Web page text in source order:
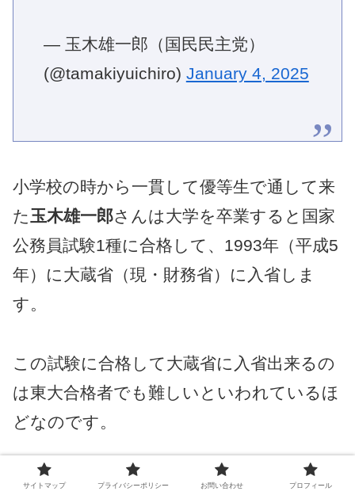
— 玉木雄一郎（国民民主党）
(@tamakiyuichiro) January 4, 2025
小学校の時から一貫して優等生で通して来
た玉木雄一郎さんは大学を卒業すると国家
公務員試験1種に合格して、1993年（平成5
年）に大蔵省（現・財務省）に入省しま
す。
この試験に合格して大蔵省に入省出来るの
は東大合格者でも難しいといわれているほ
どなのです。
これを一発で合格して入れたのはいかに玉
サイトマップ プライバシーポリシー お問い合わせ プロフィール